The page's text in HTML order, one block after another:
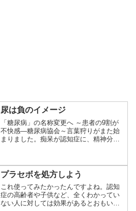
尿は負のイメージ
「糖尿病」の名称変更へ ～患者の9割が
不快感―糖尿病協会～言葉狩りがまた始
まりました。痴呆が認知症に、精神分裂
プラセボを処方しよう
これ使ってみたかったんですよね。認知
症の高齢者や子供など、全くわかってい
ない人に対しては効果があるとおもいま